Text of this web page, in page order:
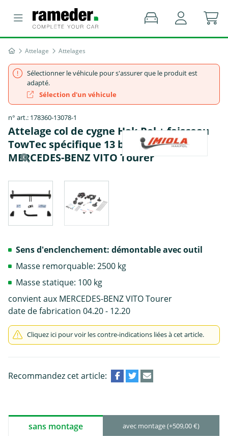
Attelage Attelages
Sélectionner le véhicule pour s'assurer que le produit est
adapté.
Sélection d'un véhicule
n° art.: 178360-13078-1
Attelage col de cygne Hak-Pol + faisceau
TowTec spécifique 13 broches -
MERCEDES-BENZ VITO Tourer
Sens d'enclenchement: démontable avec outil
Masse remorquable: 2500 kg
Masse statique: 100 kg
convient aux MERCEDES-BENZ VITO Tourer
date de fabrication 04.20 - 12.20
Cliquez ici pour voir les contre-indications liées à cet article.
Recommandez cet article:
sans montage avec montage (+509,00 €)